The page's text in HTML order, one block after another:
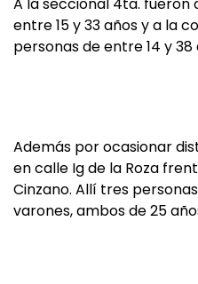
entre 15 y 33 años y a la
personas de entre 14 y 38
Además por ocasionar
en calle Ig de la Roza
Cinzano. Allí tres
varones, ambos de 25